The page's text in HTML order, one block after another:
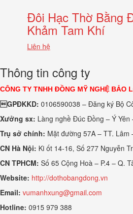
Đôi Hạc Thờ Bằng
Khảm Tam Khí
Liên hệ
Thông tin công ty
CÔNG TY TNHH ĐỒNG MỸ NGHỆ BẢO
GPĐKKD: 0106590038 – Đăng ký Bộ
Xưởng sx: Làng nghề Đúc Đồng – Ý Yên
Trụ sở chính: Mặt đường 57A – TT. Lâm
CN Hà Nội: Ki ốt 14-16, Số 277 Nguyễn
CN TPHCM: Số 65 Cộng Hoà – P.4 – Q.
Website: http://dothobangdong.vn
Email: vumanhxung@gmail.com
Hotline: 0915 979 388